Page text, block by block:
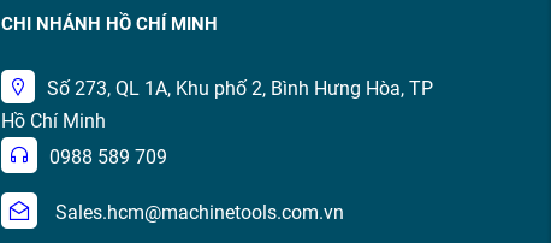
CHI NHÁNH HỒ CHÍ MINH
Số 273, QL 1A, Khu phố 2, Bình Hưng Hòa, TP
Hồ Chí Minh
0988 589 709
Sales.hcm@machinetools.com.vn